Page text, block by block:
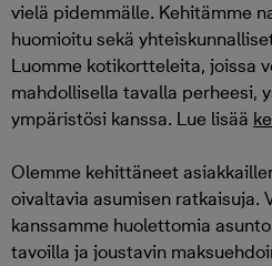
vielä pidemmälle. Kehitämme
huomioitu sekä
Luomme kotikortteleita, joissa
mahdollisella tavalla perheesi,
ympäristösi kanssa. Lue lisää
Olemme kehittäneet
oivaltavia asumisen ratkaisuja.
kanssamme huolettomia
tavoilla ja joustavin